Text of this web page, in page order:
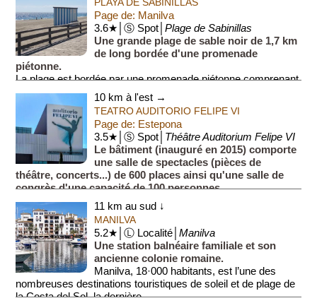
Page de: Manilva
3.6★│Ⓢ Spot│Plage de Sabinillas
Une grande plage de sable noir de 1,7 km
de long bordée d'une promenade
piétonne.
La plage est bordée par une promenade piétonne comprenant
plusieurs restaurants. Elle s'étend du port de plaisance...
10 km à l'est →
TEATRO AUDITORIO FELIPE VI
Page de: Estepona
3.5★│Ⓢ Spot│ Théâtre Auditorium Felipe VI
Le bâtiment (inauguré en 2015) comporte
une salle de spectacles (pièces de
théâtre, concerts...) de 600 places ainsi qu'une salle de
congrès d'une capacité de 100 personnes.
11 km au sud ↓
MANILVA
5.2★│Ⓛ Localité│Manilva
Une station balnéaire familiale et son
ancienne colonie romaine.
Manilva, 18·000 habitants, est l’une des
nombreuses destinations touristiques de soleil et de plage de
la Costa del Sol, la dernière...